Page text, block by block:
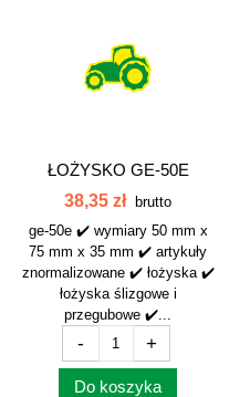
ŁOŻYSKO GE-50E
38,35 zł brutto
ge-50e ✔️ wymiary 50 mm x
75 mm x 35 mm ✔️ artykuły
znormalizowane ✔️ łożyska ✔️
łożyska ślizgowe i
przegubowe ✔️...
- +
Do koszyka